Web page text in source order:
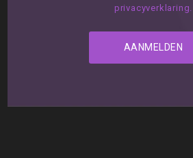
privacyverklaring.